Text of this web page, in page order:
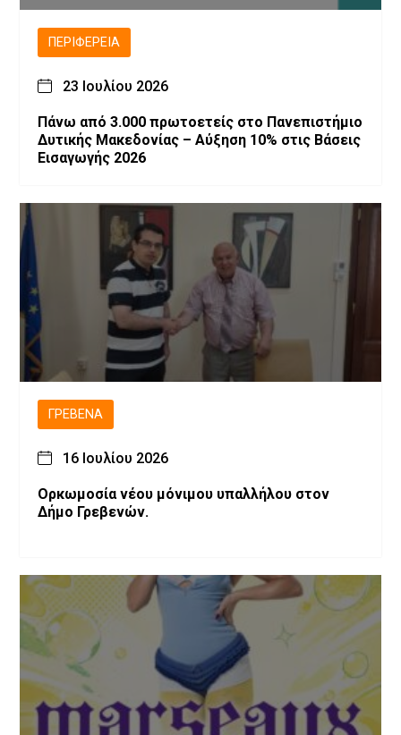
ΠΕΡΙΦΈΡΕΙΑ
23 Ιουλίου 2026
Πάνω από 3.000 πρωτοετείς στο Πανεπιστήμιο
Δυτικής Μακεδονίας – Αύξηση 10% στις Βάσεις
Εισαγωγής 2026
ΓΡΕΒΕΝΆ
16 Ιουλίου 2026
Ορκωμοσία νέου μόνιμου υπαλλήλου στον
Δήμο Γρεβενών.